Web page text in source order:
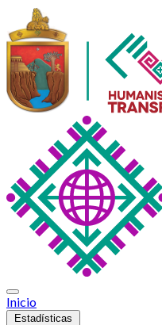
Inicio
Estadísticas